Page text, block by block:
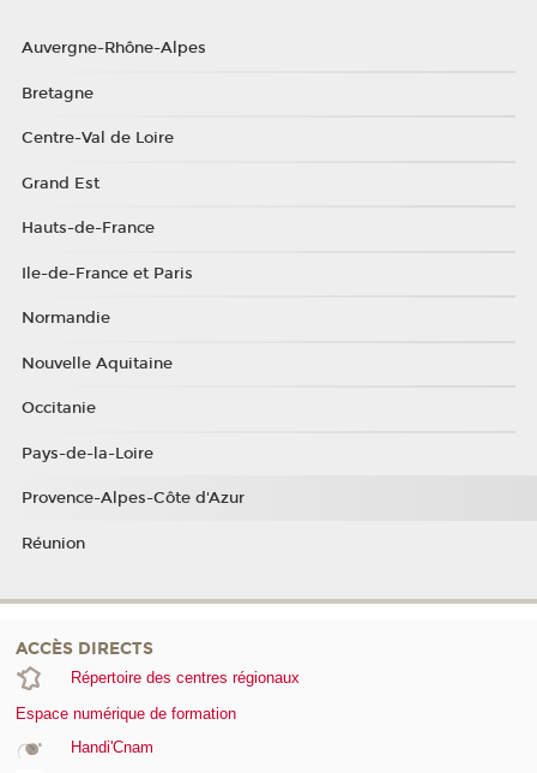
Auvergne-Rhône-Alpes
Bretagne
Centre-Val de Loire
Grand Est
Hauts-de-France
Ile-de-France et Paris
Normandie
Nouvelle Aquitaine
Occitanie
Pays-de-la-Loire
Provence-Alpes-Côte d'Azur
Réunion
ACCÈS DIRECTS
Répertoire des centres régionaux
Espace numérique de formation
Handi'Cnam